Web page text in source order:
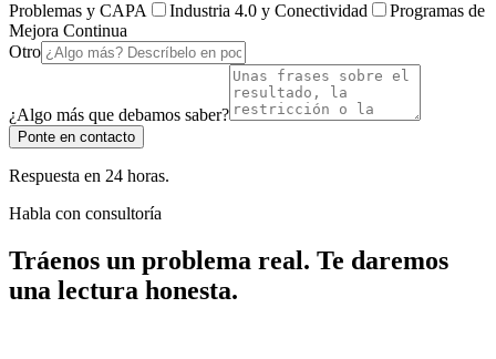
Problemas y CAPA
Industria 4.0 y Conectividad
Programas de
Mejora Continua
Otro
¿Algo más que debamos saber?
Ponte en contacto
Respuesta en 24 horas.
Habla con consultoría
Tráenos un problema real. Te daremos
una lectura honesta.